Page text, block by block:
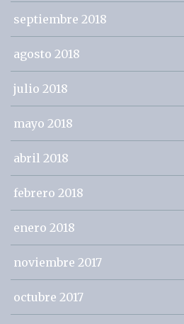
septiembre 2018
agosto 2018
julio 2018
mayo 2018
abril 2018
febrero 2018
enero 2018
noviembre 2017
octubre 2017